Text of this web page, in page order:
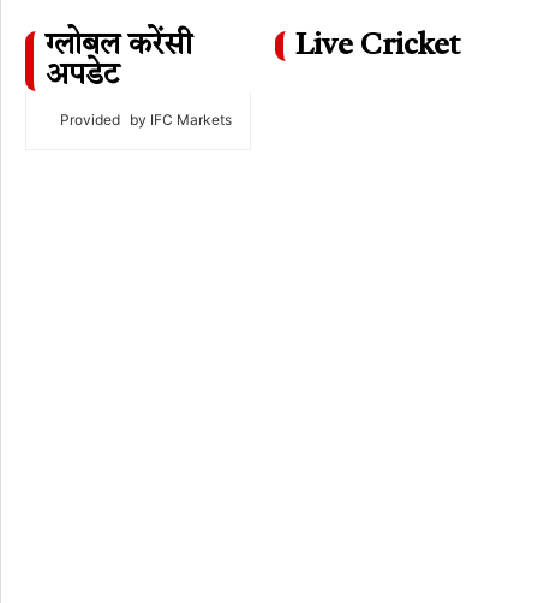
ग्लोबल करेंसी
अपडेट
Provided by IFC Markets
Live Cricket